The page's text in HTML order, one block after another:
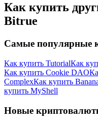
Как купить
Bitrue
Самые популярные
Как купить TutorialКак
Как купить Cookie DAO
ComplexКак купить
купить MyShell
Новые